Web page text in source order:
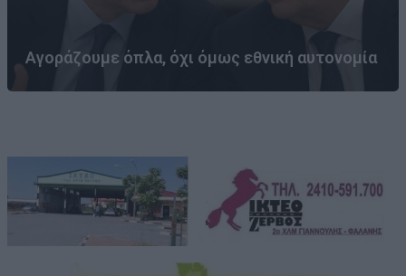
Αγοράζουμε όπλα, όχι όμως εθνική αυτονομία